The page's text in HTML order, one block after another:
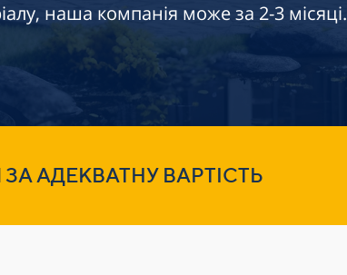
наша компанія може за 2-3 місяці.
АДЕКВАТНУ ВАРТІСТЬ